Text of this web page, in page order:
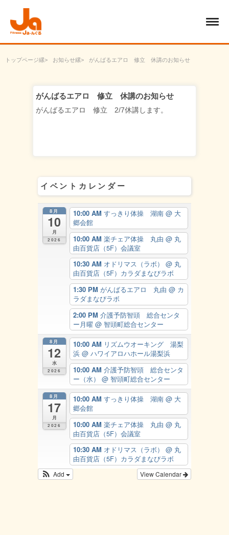
トップページ お知らせ がんばるエアロ 修立 休講のお知らせ
がんばるエアロ 修立 休講のお知らせ
がんばるエアロ 修立 2/7休講します。
イベントカレンダー
8月
10
月
2026
10:00 AM すっきり体操 湖南 @ 大
郷会館
10:00 AM 楽チェア体操 丸由 @ 丸
由百貨店（5F）会議室
10:30 AM オドリマス（ラボ） @ 丸
由百貨店（5F）カラダまなびラボ
1:30 PM がんばるエアロ 丸由 @ カ
ラダまなびラボ
2:00 PM 介護予防智頭 総合センタ
ー月曜 @ 智頭町総合センター
8月
12
水
2026
10:00 AM リズムウオーキング 湯梨
浜 @ ハワイアロハホール湯梨浜
10:00 AM 介護予防智頭 総合センタ
ー（水） @ 智頭町総合センター
8月
17
月
2026
10:00 AM すっきり体操 湖南 @ 大
郷会館
10:00 AM 楽チェア体操 丸由 @ 丸
由百貨店（5F）会議室
10:30 AM オドリマス（ラボ） @ 丸
由百貨店（5F）カラダまなびラボ
View Calendar
Add